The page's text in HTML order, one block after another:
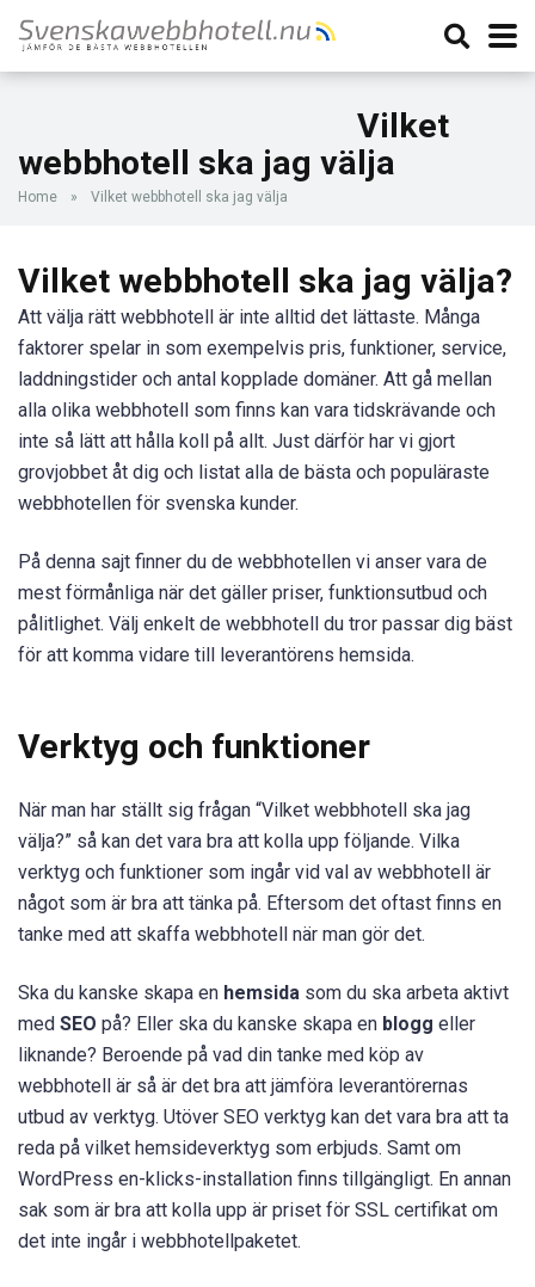
Vilket
webbhotell ska jag välja
Home » Vilket webbhotell ska jag välja
Vilket webbhotell ska jag välja?
Att välja rätt webbhotell är inte alltid det lättaste. Många
faktorer spelar in som exempelvis pris, funktioner, service,
laddningstider och antal kopplade domäner. Att gå mellan
alla olika webbhotell som finns kan vara tidskrävande och
inte så lätt att hålla koll på allt. Just därför har vi gjort
grovjobbet åt dig och listat alla de bästa och populäraste
webbhotellen för svenska kunder.
På denna sajt finner du de webbhotellen vi anser vara de
mest förmånliga när det gäller priser, funktionsutbud och
pålitlighet. Välj enkelt de webbhotell du tror passar dig bäst
för att komma vidare till leverantörens hemsida.
Verktyg och funktioner
När man har ställt sig frågan “Vilket webbhotell ska jag
välja?” så kan det vara bra att kolla upp följande. Vilka
verktyg och funktioner som ingår vid val av webbhotell är
något som är bra att tänka på. Eftersom det oftast finns en
tanke med att skaffa webbhotell när man gör det.
Ska du kanske skapa en hemsida som du ska arbeta aktivt
med SEO på? Eller ska du kanske skapa en blogg eller
liknande? Beroende på vad din tanke med köp av
webbhotell är så är det bra att jämföra leverantörernas
utbud av verktyg. Utöver SEO verktyg kan det vara bra att ta
reda på vilket hemsideverktyg som erbjuds. Samt om
WordPress en-klicks-installation finns tillgängligt. En annan
sak som är bra att kolla upp är priset för SSL certifikat om
det inte ingår i webbhotellpaketet.